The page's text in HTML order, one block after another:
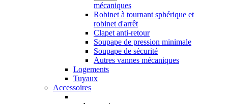
mécaniques
Robinet à tournant sphérique et
robinet d'arrêt
Clapet anti-retour
Soupape de pression minimale
Soupape de sécurité
Autres vannes mécaniques
Logements
Tuyaux
Accessoires